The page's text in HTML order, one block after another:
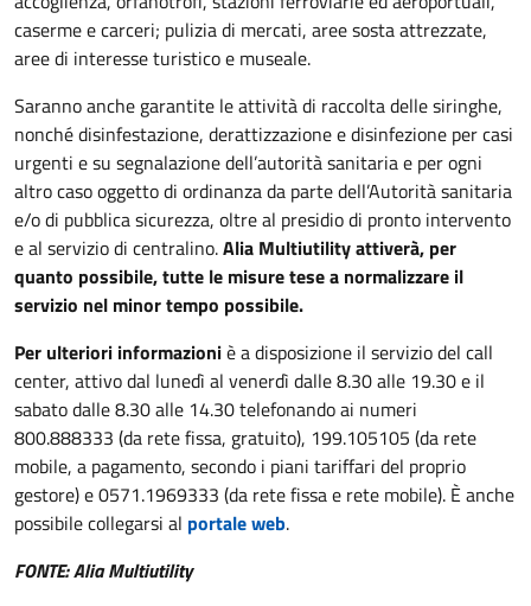
caserme e carceri; pulizia di mercati, aree sosta attrezzate,
aree di interesse turistico e museale.
Saranno anche garantite le attività di raccolta delle siringhe,
nonché disinfestazione, derattizzazione e disinfezione per casi
urgenti e su segnalazione dell’autorità sanitaria e per ogni
altro caso oggetto di ordinanza da parte dell’Autorità sanitaria
e/o di pubblica sicurezza, oltre al presidio di pronto intervento
e al servizio di centralino.Alia Multiutility attiverà, per
quanto possibile, tutte le misure tese a normalizzare il
servizio nel minor tempo possibile.
Per ulteriori informazioniè a disposizione il servizio del call
center, attivo dal lunedì al venerdì dalle 8.30 alle 19.30 e il
sabato dalle 8.30 alle 14.30 telefonando ai numeri
800.888333 (da rete fissa, gratuito), 199.105105 (da rete
mobile, a pagamento, secondo i piani tariffari del proprio
gestore) e 0571.1969333 (da rete fissa e rete mobile). È anche
possibile collegarsi al portale web.
FONTE: Alia Multiutility